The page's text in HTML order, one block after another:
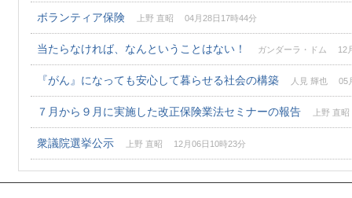
ボランティア保険 上野 直昭 04月28日17時44分
当たらなければ、なんということはない！ ガンダーラ・ドム 12
『がん』になっても安心して暮らせる社会の構築 人見 輝也 05
７月から９月に実施した改正保険業法セミナーの報告 上野 直昭
衆議院選挙公示 上野 直昭 12月06日10時23分